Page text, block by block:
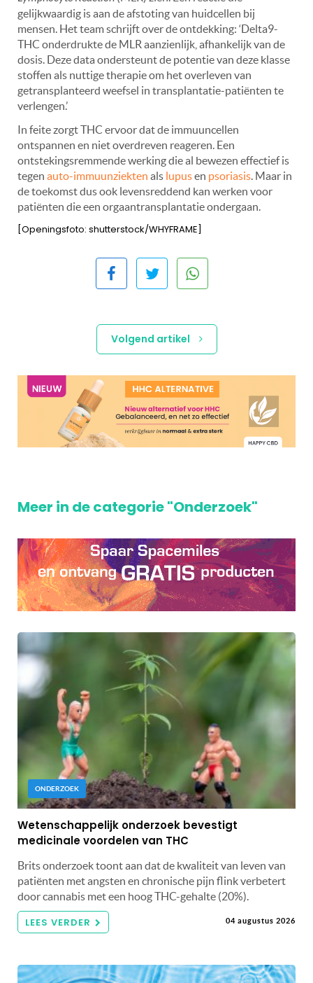
gelijkwaardig is aan de afstoting van huidcellen bij
mensen. Het team schrijft over de ontdekking: ‘Delta9-
THC onderdrukte de MLR aanzienlijk, afhankelijk van de
dosis. Deze data ondersteunt de potentie van deze klasse
stoffen als nuttige therapie om het overleven van
getransplanteerd weefsel in transplantatie-patiënten te
verlengen.’
In feite zorgt THC ervoor dat de immuuncellen
ontspannen en niet overdreven reageren. Een
ontstekingsremmende werking die al bewezen effectief is
tegen auto-immuunziekten als lupusen psoriasis. Maar in
de toekomst dus ook levensreddend kan werken voor
patiënten die een orgaantransplantatie ondergaan.
[Openingsfoto: shutterstock/WHYFRAME]
Volgend artikel
Meer in de categorie "Onderzoek"
ONDERZOEK
Wetenschappelijk onderzoek bevestigt
medicinale voordelen van THC
Brits onderzoek toont aan dat de kwaliteit van leven van
patiënten met angsten en chronische pijn flink verbetert
door cannabis met een hoog THC-gehalte (20%).
LEES VERDER 04 augustus 2026